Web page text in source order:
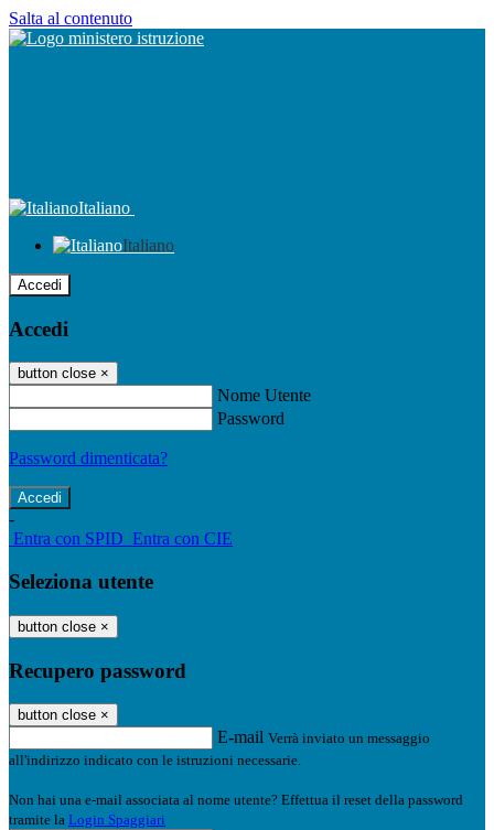
Salta al contenuto
Italiano
Italiano
Accedi
Accedi
button close ×
Nome Utente
Password
Password dimenticata?
-
Entra con SPID Entra con CIE
Seleziona utente
button close ×
Recupero password
button close ×
E-mail Verrà inviato un messaggio
all'indirizzo indicato con le istruzioni necessarie.
Non hai una e-mail associata al nome utente? Effettua il reset della password
tramite la Login Spaggiari